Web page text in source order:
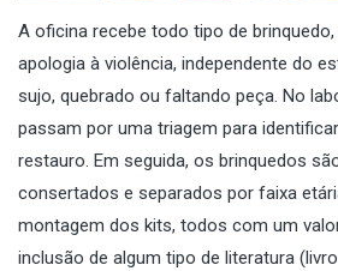
A oficina recebe todo tipo de
apologia à violência, independente do
sujo, quebrado ou faltando peça. No
passam por uma triagem para
restauro. Em seguida, os brinquedos
consertados e separados por faixa
montagem dos kits, todos com um
inclusão de algum tipo de literatura